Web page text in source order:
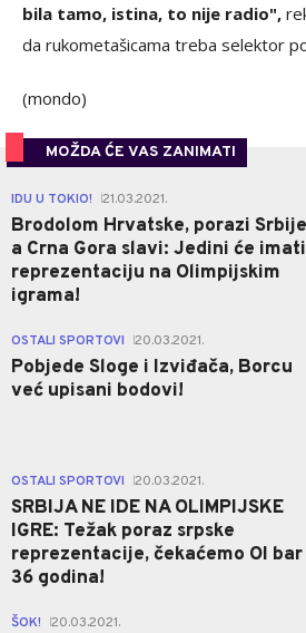
bila tamo, istina, to nije radio",
da rukometašicama treba selektor
(mondo)
MOŽDA ĆE VAS ZANIMATI
IDU U TOKIO! 21.03.2021.
Brodolom Hrvatske, porazi
a Crna Gora slavi: Jedini će imati
reprezentaciju na Olimpijskim
igrama!
OSTALI SPORTOVI 20.03.2021.
Pobjede Sloge i Izviđača, Borcu
već upisani bodovi!
OSTALI SPORTOVI 20.03.2021.
SRBIJA NE IDE NA OLIMPIJSKE
IGRE: Težak poraz srpske
reprezentacije, čekaćemo OI bar
36 godina!
ŠOK! 20.03.2021.